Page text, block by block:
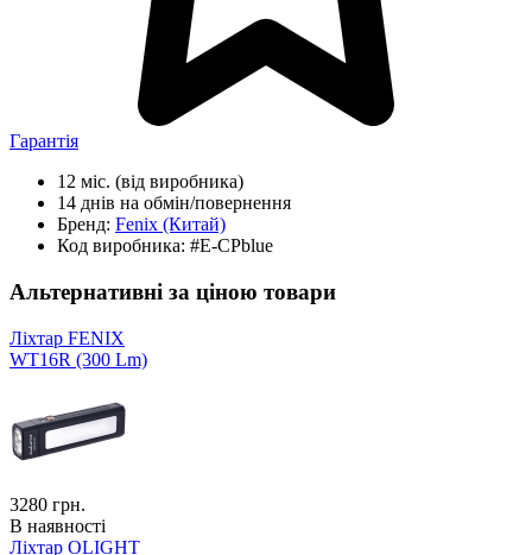
Гарантія
12 міс. (від виробника)
14 днів на обмін/повернення
Бренд: Fenix (Китай)
Код виробника: #E-CPblue
Альтернативні за ціною товари
Ліхтар FENIX
WT16R (300 Lm)
3280 грн.
В наявності
Ліхтар OLIGHT